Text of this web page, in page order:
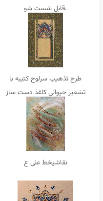
.قابل شست شو
طرح تذهیب سرلوح کتیبه با
تشعیر حیوانی کاغذ دست ساز
آهار مهره .طراح اورجینال
نقاشیخط علی ع